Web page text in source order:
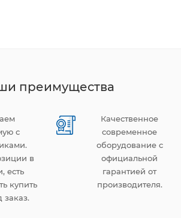
преимущества
с
в
есть
купить
заказ.
Качественное
современное
оборудование с
официальной
гарантией от
производителя.